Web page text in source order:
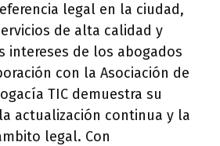
legal en la ciudad,
de alta calidad y
intereses de los abogados
con la Asociación de
TIC demuestra su
actualización continua y la
legal. Con